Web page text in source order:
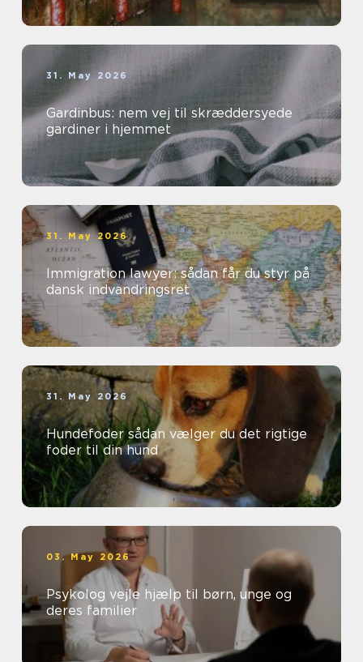
31. May 2026
Gardinbus: nem vej til skræddersyede
gardiner i hjemmet
31. May 2026
Immigration lawyer: sådan får du styr på
dansk indvandringsret
31. May 2026
Hundefoder sådan vælger du det rigtige
foder til din hund
03. May 2026
Psykolog vejle hjælp til børn, unge og
deres familier